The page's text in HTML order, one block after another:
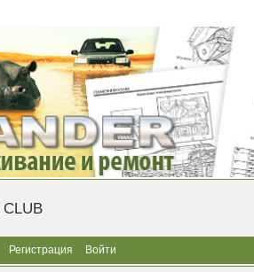
CLUB
Регистрация Войти